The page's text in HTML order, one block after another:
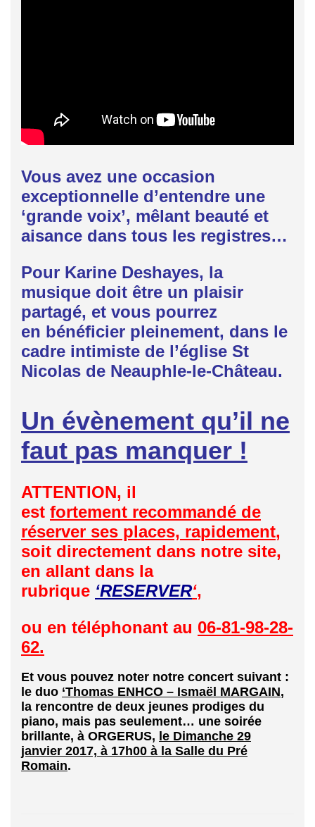
Vous avez une occasion
exceptionnelle d’entendre une
‘grande voix’, mêlant beauté et
aisance dans tous les registres…
Pour Karine Deshayes, la
musique doit être un plaisir
partagé, et vous pourrez
en bénéficier pleinement, dans le
cadre intimiste de l’église St
Nicolas de Neauphle-le-Château.
Un évènement qu’il ne
faut pas manquer !
ATTENTION, il
est fortement recommandé de
réserver ses places, rapidement,
soit directement dans notre site,
en allant dans la
rubrique ‘RESERVER‘,
ou en téléphonant au 06-81-98-28-
62.
Et vous pouvez noter notre concert suivant :
le duo ‘Thomas ENHCO – Ismaël MARGAIN,
la rencontre de deux jeunes prodiges du
piano, mais pas seulement… une soirée
brillante, à ORGERUS, le Dimanche 29
janvier 2017, à 17h00 à la Salle du Pré
Romain.